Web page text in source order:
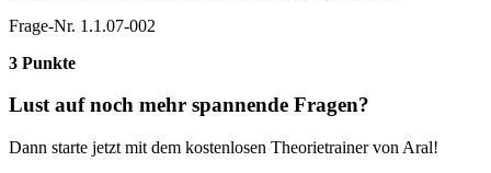
Frage-Nr. 1.1.07-002
3 Punkte
Lust auf noch mehr spannende Fragen?
Dann starte jetzt mit dem kostenlosen Theorietrainer von Aral!